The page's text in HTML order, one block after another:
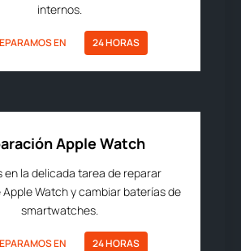
internos.
EN 24 HORAS
Apple Watch
en la delicada tarea de reparar
Watch y cambiar baterías de
smartwatches.
EN 24 HORAS